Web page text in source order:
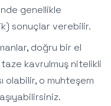
genellikle
sonuçlar verebilir.
doğru bir el
kavrulmuş nitelikli
olabilir, o muhteşem